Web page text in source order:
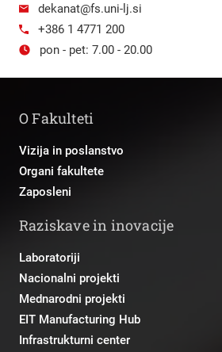
dekanat@fs.uni-lj.si
+386 1 4771 200
pon - pet: 7.00 - 20.00
O Fakulteti
Vizija in poslanstvo
Organi fakultete
Zaposleni
Raziskave in inovacije
Laboratoriji
Nacionalni projekti
Mednarodni projekti
EIT Manufacturing Hub
Infrastrukturni center